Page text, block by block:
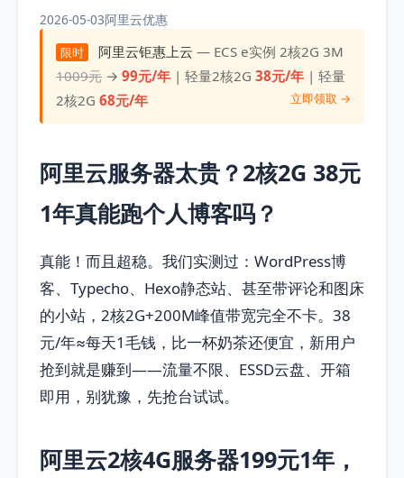
2026-05-03阿里云优惠
限时 阿里云钜惠上云 — ECS e实例 2核2G 3M
1009元 →99元/年 | 轻量2核2G38元/年 | 轻量
2核2G68元/年 立即领取 →
阿里云服务器太贵？2核2G 38元
1年真能跑个人博客吗？
真能！而且超稳。我们实测过：WordPress博
客、Typecho、Hexo静态站、甚至带评论和图床
的小站，2核2G+200M峰值带宽完全不卡。38
元/年≈每天1毛钱，比一杯奶茶还便宜，新用户
抢到就是赚到——流量不限、ESSD云盘、开箱
即用，别犹豫，先抢台试试。
阿里云2核4G服务器199元1年，